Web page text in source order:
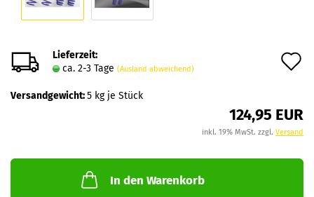
Lieferzeit:
ca. 2-3 Tage (Ausland abweichend)
Versandgewicht:5 kg je Stück
124,95 EUR
inkl. 19% MwSt. zzgl. Versand
In den Warenkorb